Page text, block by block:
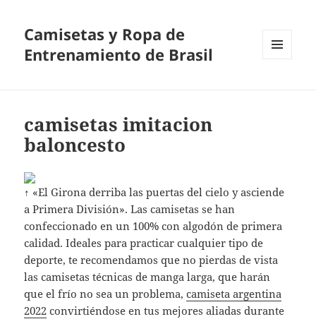
Camisetas y Ropa de
Entrenamiento de Brasil
camisetas imitacion
baloncesto
↑ «El Girona derriba las puertas del cielo y asciende
a Primera División». Las camisetas se han
confeccionado en un 100% con algodón de primera
calidad. Ideales para practicar cualquier tipo de
deporte, te recomendamos que no pierdas de vista
las camisetas técnicas de manga larga, que harán
que el frío no sea un problema,camiseta argentina
2022 convirtiéndose en tus mejores aliadas durante